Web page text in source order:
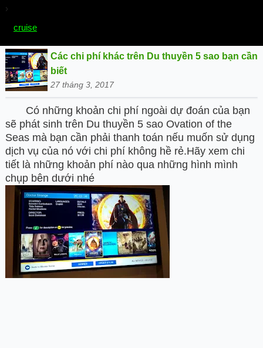
›
cruise
Các chi phí khác trên Du thuyền 5 sao bạn cần
biết
27 tháng 3, 2017
Có những khoản chi phí ngoài dự đoán của bạn
sẽ phát sinh trên Du thuyền 5 sao Ovation of the
Seas mà bạn cần phải thanh toán nếu muốn sử dụng
dịch vụ của nó với chi phí không hề rẻ.Hãy xem chi
tiết là những khoản phí nào qua những hình mình
chụp bên dưới nhé